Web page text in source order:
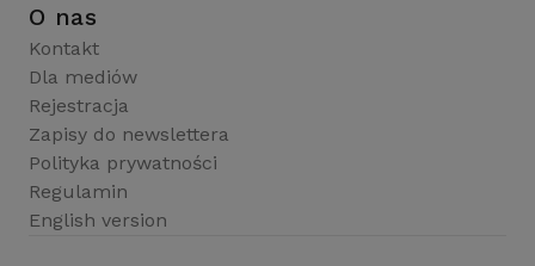
O nas
Kontakt
Dla mediów
Rejestracja
Zapisy do newslettera
Polityka prywatności
Regulamin
English version